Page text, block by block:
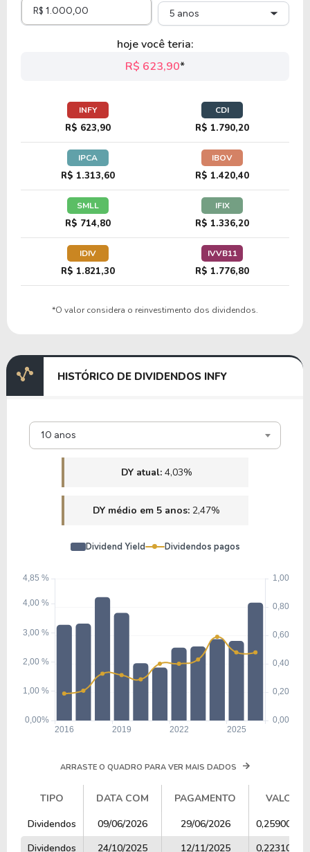
5,90 48,18%
5 anos
hoje você teria:
R$ 623,90*
INFY
R$ 623,90
CDI
R$ 1.790,20
IPCA
R$ 1.313,60
IBOV
R$ 1.420,40
SMLL
R$ 714,80
IFIX
R$ 1.336,20
IDIV
R$ 1.821,30
IVVB11
R$ 1.776,80
*O valor considera o reinvestimento dos dividendos.
HISTÓRICO DE DIVIDENDOS INFY
10 anos
DY atual: 4,03%
DY médio em 5 anos: 2,47%
Dividend Yield Dividendos pagos
ARRASTE O QUADRO PARA VER MAIS DADOS
TIPO DATA COM PAGAMENTO
VALOR
TIPO
DATA COM PAGAMENTO VALOR
Dividendos 09/06/2026 29/06/2026
0,25900000
Dividendos
24/10/2025 12/11/2025
0,22310000